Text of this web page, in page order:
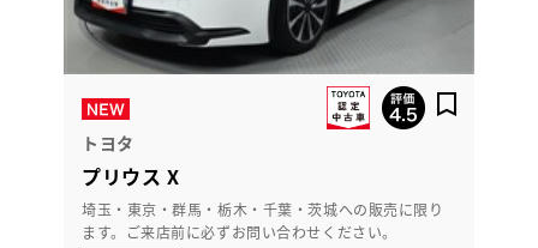
トヨタ
プリウス X
埼玉・東京・群馬・栃木・千葉・茨城への販売に限り
ます。ご来店前に必ずお問い合わせください。